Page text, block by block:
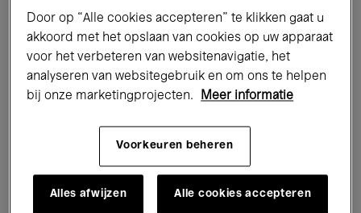
Tentoonstellingen Films
Performances Lezingen & Debatten
Jazz Klassieke Muziek Global Music
Elektronische Muziek
Voor iedereen Kids’ Palace
Door op “Alle cookies accepteren” te klikken gaat u
akkoord met het opslaan van cookies op uw apparaat
voor het verbeteren van websitenavigatie, het
analyseren van websitegebruik en om ons te helpen
bij onze marketingprojecten.
Meer informatie
Voorkeuren beheren
Alles afwijzen Alle cookies accepteren